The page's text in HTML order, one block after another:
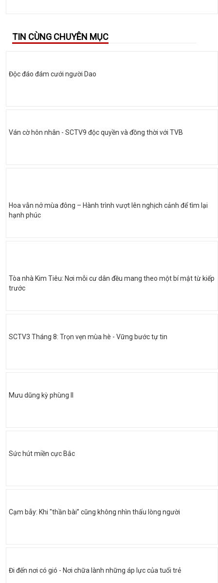
TIN CÙNG CHUYÊN MỤC
Độc đáo đám cưới người Dao
Ván cờ hôn nhân - SCTV9 độc quyền và đồng thời với TVB
Hoa vẫn nở mùa đông – Hành trình vượt lên nghịch cảnh để tìm lại
hạnh phúc
Tòa nhà Kim Tiêu: Nơi mỗi cư dân đều mang theo một bí mật từ kiếp
trước
SCTV3 Tháng 8: Trọn vẹn mùa hè - Vững bước tự tin
Mưu dũng kỳ phùng II
Sức hút miền cực Bắc
Cạm bẫy: Khi "thần bài” cũng không nhìn thấu lòng người
Đi đến nơi có gió - Nơi chữa lành những áp lực của tuổi trẻ